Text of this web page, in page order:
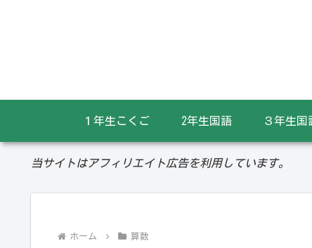
１年生こくご 2年生国語 ３年生国
当サイトはアフィリエイト広告を利用しています。
ホーム 算数